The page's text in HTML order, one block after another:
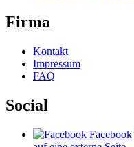
Firma
Kontakt
Impressum
FAQ
Social
Facebook